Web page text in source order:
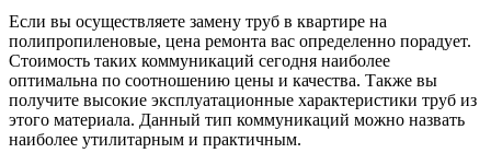
Если вы осуществляете замену труб в квартире на
полипропиленовые, цена ремонта вас определенно порадует.
Стоимость таких коммуникаций сегодня наиболее
оптимальна по соотношению цены и качества. Также вы
получите высокие эксплуатационные характеристики труб из
этого материала. Данный тип коммуникаций можно назвать
наиболее утилитарным и практичным.